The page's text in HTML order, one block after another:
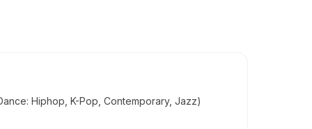
Hiphop, K-Pop, Contemporary, Jazz)